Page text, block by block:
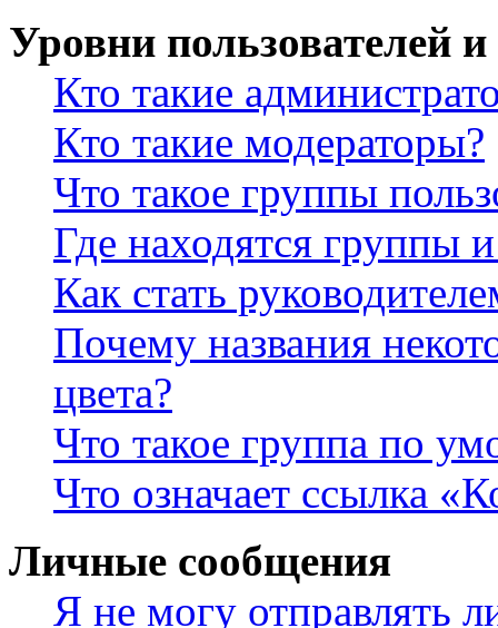
Уровни пользователей
Кто такие
Кто такие модераторы?
Что такое группы
Где находятся группы
Как стать
Почему названия
цвета?
Что такое группа по
Что означает ссылка
Личные сообщения
Я не могу отправлять